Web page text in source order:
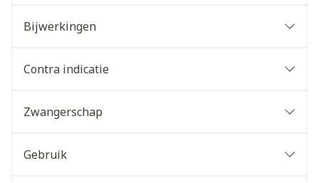
Bijwerkingen
Contra indicatie
Zwangerschap
Gebruik